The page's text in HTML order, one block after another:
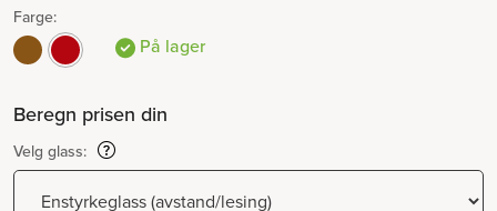
Farge:
På lager
Beregn prisen din
Velg glass: